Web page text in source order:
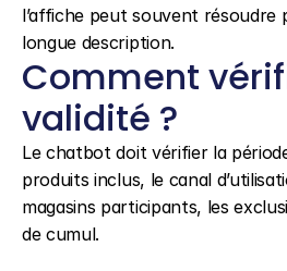
l’affiche peut souvent résoudre
longue description.
Comment
validité ?
Le chatbot doit vérifier la
produits inclus, le canal
magasins participants, les
de cumul.